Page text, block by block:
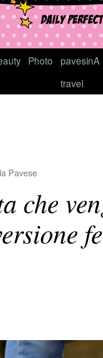
Photo
pavesinA
travel
Pavese
che